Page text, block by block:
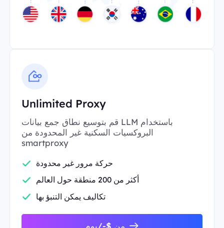
Unlimited Proxy
قم بتوسيع نطاق جمع بيانات LLM باستخدام
البروكسيات السكنية غير المحدودة من
smartproxy
حركة مرور غير محدودة
أكثر من 200 منطقة حول العالم
تكاليف يمكن التنبؤ بها
من $-/يوم